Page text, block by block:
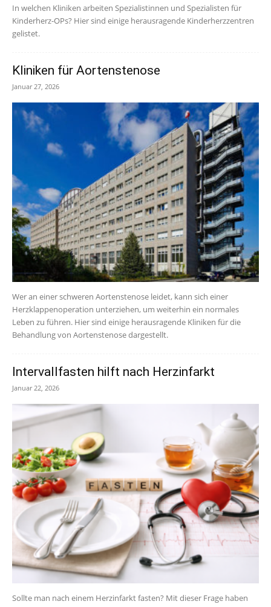
In welchen Kliniken arbeiten Spezialistinnen und Spezialisten für
Kinderherz-OPs? Hier sind einige herausragende Kinderherzzentren
gelistet.
Kliniken für Aortenstenose
Januar 27, 2026
Wer an einer schweren Aortenstenose leidet, kann sich einer
Herzklappenoperation unterziehen, um weiterhin ein normales
Leben zu führen. Hier sind einige herausragende Kliniken für die
Behandlung von Aortenstenose dargestellt.
Intervallfasten hilft nach Herzinfarkt
Januar 22, 2026
Sollte man nach einem Herzinfarkt fasten? Mit dieser Frage haben